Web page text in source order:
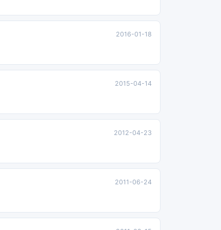
2016-01-18
2015-04-14
2012-04-23
2011-06-24